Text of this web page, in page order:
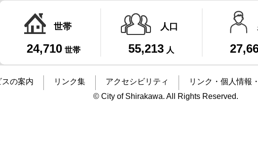
世帯
24,710 世帯
人口
55,213 人
の案内 リンク集 アクセシビリティ リンク・個人情報
© City of Shirakawa. All Rights Reserved.